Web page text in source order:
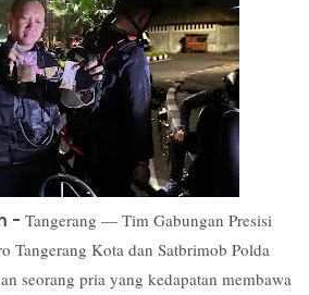
- Tangerang — Tim Gabungan Presisi
Tangerang Kota dan Satbrimob Polda
seorang pria yang kedapatan membawa